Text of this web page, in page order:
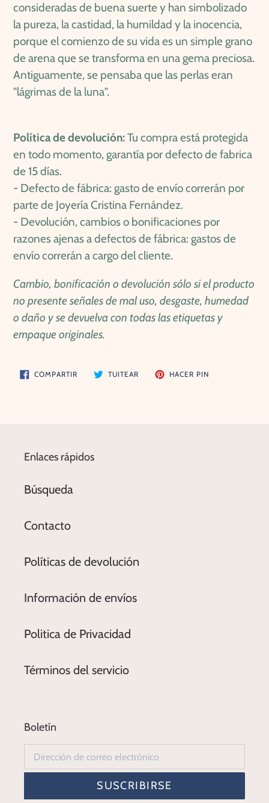
consideradas de buena suerte y han simbolizado
la pureza, la castidad, la humildad y la inocencia,
porque el comienzo de su vida es un simple grano
de arena que se transforma en una gema preciosa.
Antiguamente, se pensaba que las perlas eran
"lágrimas de la luna".
Política de devolución:Tu compra está protegida
en todo momento,garantía por defecto de fabrica
de 15 días.
- Defecto de fábrica: gasto de envío correrán por
parte de Joyería Cristina Fernández.
- Devolución, cambios o bonificaciones por
razones ajenas a defectos de fábrica: gastos de
envío correrán a cargo del cliente.
Cambio, bonificación o devolución sólo si el producto
no presente señales de mal uso, desgaste, humedad
o daño y se devuelva con todas las etiquetas y
empaque originales.
COMPARTIRCOMPARTIR
EN
TUITEAR TUITEAR HACER PINPINEAR
EN
Enlaces rápidos
Búsqueda
Contacto
Políticas de devolución
Información de envíos
Politica de Privacidad
Términos del servicio
Boletín
SUSCRIBIRSE